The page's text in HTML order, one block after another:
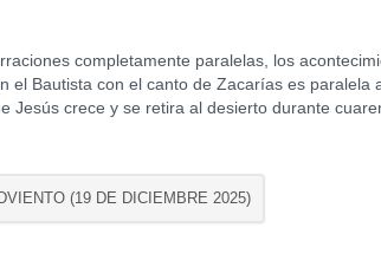
completamente paralelas, los
el Bautista con el canto de Zacarías es paralela
Jesús crece y se retira al desierto durante
(19 DE DICIEMBRE 2025)